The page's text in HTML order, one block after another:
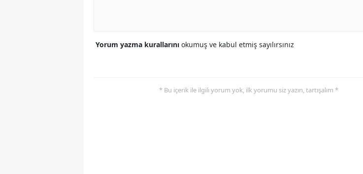
Yorum yazma kurallarını okumuş ve kabul etmiş sayılırsınız
* Bu içerik ile ilgili yorum yok, ilk yorumu siz yazın, tartışalım *